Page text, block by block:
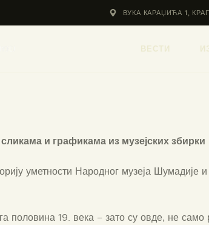
ВУКА КАРАЏИЋА 1,
ВЕСТИ
и графикама из музејских збирки
уметности Народног музеја Шумадије и
половина 19. века – зато су овде, не само